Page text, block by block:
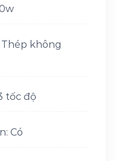
Thép không
tốc độ
Có